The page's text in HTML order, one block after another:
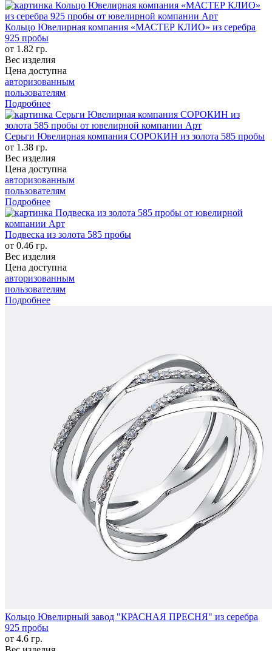
Кольцо Ювелирная компания «МАСТЕР КЛИО» из серебра
925 пробы
от 1.82 гр.
Вес изделия
Цена доступна
авторизованным
пользователям
Подробнее
Серьги Ювелирная компания СОРОКИН из золота 585 пробы
от 1.38 гр.
Вес изделия
Цена доступна
авторизованным
пользователям
Подробнее
Подвеска из золота 585 пробы
от 0.46 гр.
Вес изделия
Цена доступна
авторизованным
пользователям
Подробнее
Кольцо Ювелирный завод "КРАСНАЯ ПРЕСНЯ" из серебра
925 пробы
от 4.6 гр.